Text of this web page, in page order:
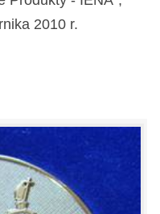
2010 r.